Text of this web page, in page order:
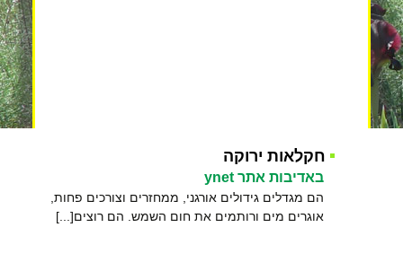
חקלאות ירוקה
באדיבות אתר ynet
הם מגדלים גידולים אורגני, ממחזרים וצורכים פחות,
אוגרים מים ורותמים את חום השמש. הם רוצים[...]